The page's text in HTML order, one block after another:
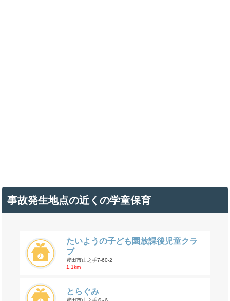
事故発生地点の近くの学童保育
たいようの子ども園放課後児童クラ
ブ
豊田市山之手7-60-2
1.1km
とらぐみ